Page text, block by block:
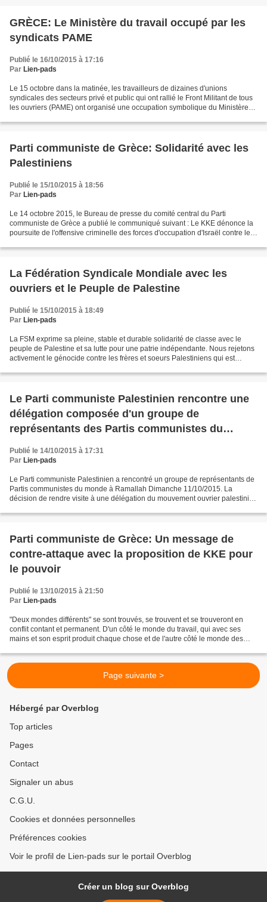
GRÈCE: Le Ministère du travail occupé par les
syndicats PAME
Publié le 16/10/2015 à 17:16
Par Lien-pads
Le 15 octobre dans la matinée, les travailleurs de dizaines d'unions
syndicales des secteurs privé et public qui ont rallié le Front Militant de tous
les ouvriers (PAME) ont organisé une occupation symbolique du Ministère
Parti communiste de Grèce: Solidarité avec les
Palestiniens
Publié le 15/10/2015 à 18:56
Par Lien-pads
Le 14 octobre 2015, le Bureau de presse du comité central du Parti
communiste de Grèce a publié le communiqué suivant : Le KKE dénonce la
poursuite de l'offensive criminelle des forces d'occupation d'Israël contre les
La Fédération Syndicale Mondiale avec les
ouvriers et le Peuple de Palestine
Publié le 15/10/2015 à 18:49
Par Lien-pads
La FSM exprime sa pleine, stable et durable solidarité de classe avec le
peuple de Palestine et sa lutte pour une patrie indépendante. Nous rejetons
activement le génocide contre les frères et soeurs Palestiniens qui est
Le Parti communiste Palestinien rencontre une
délégation composée d'un groupe de
représentants des Partis communistes du
Monde à Ramallah
Publié le 14/10/2015 à 17:31
Par Lien-pads
Le Parti communiste Palestinien a rencontré un groupe de représentants de
Partis communistes du monde à Ramallah Dimanche 11/10/2015. La
décision de rendre visite à une délégation du mouvement ouvrier palestinien
Parti communiste de Grèce: Un message de
contre-attaque avec la proposition de KKE pour
le pouvoir
Publié le 13/10/2015 à 21:50
Par Lien-pads
"Deux mondes différents" se sont trouvés, se trouvent et se trouveront en
conflit contant et permanent. D'un côté le monde du travail, qui avec ses
mains et son esprit produit chaque chose et de l'autre côté le monde des
Page suivante >
Hébergé par Overblog
Top articles
Pages
Contact
Signaler un abus
C.G.U.
Cookies et données personnelles
Préférences cookies
Voir le profil de Lien-pads sur le portail Overblog
Créer un blog sur Overblog